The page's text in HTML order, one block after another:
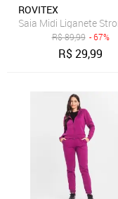
ROVITEX
Saia Midi Liganete
R$89,99 - 67%
R$29,99